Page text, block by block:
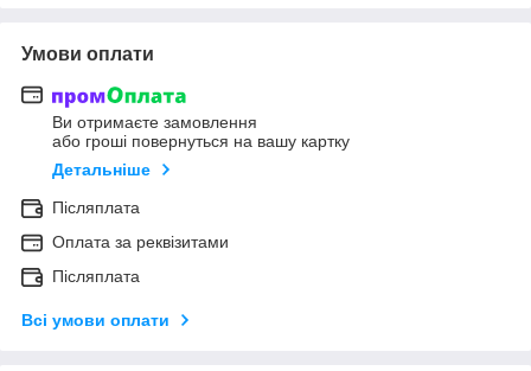
Умови оплати
Ви отримаєте замовлення
або гроші повернуться на вашу картку
Детальніше
Післяплата
Оплата за реквізитами
Післяплата
Всі умови оплати